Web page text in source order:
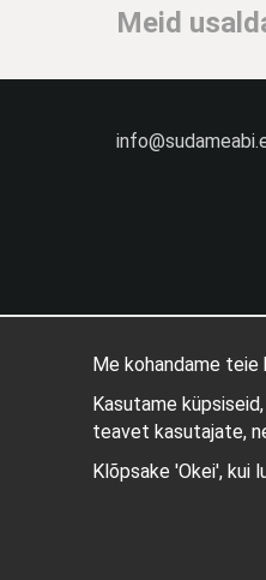
Meid
Me kohandame teie
Kasutame
teavet kasutajate,
Klõpsake 'Okei', kui